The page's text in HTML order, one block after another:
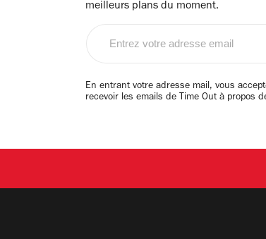
meilleurs plans du moment.
email
En entrant votre adresse mail, vous
recevoir les emails de Time Out à propos